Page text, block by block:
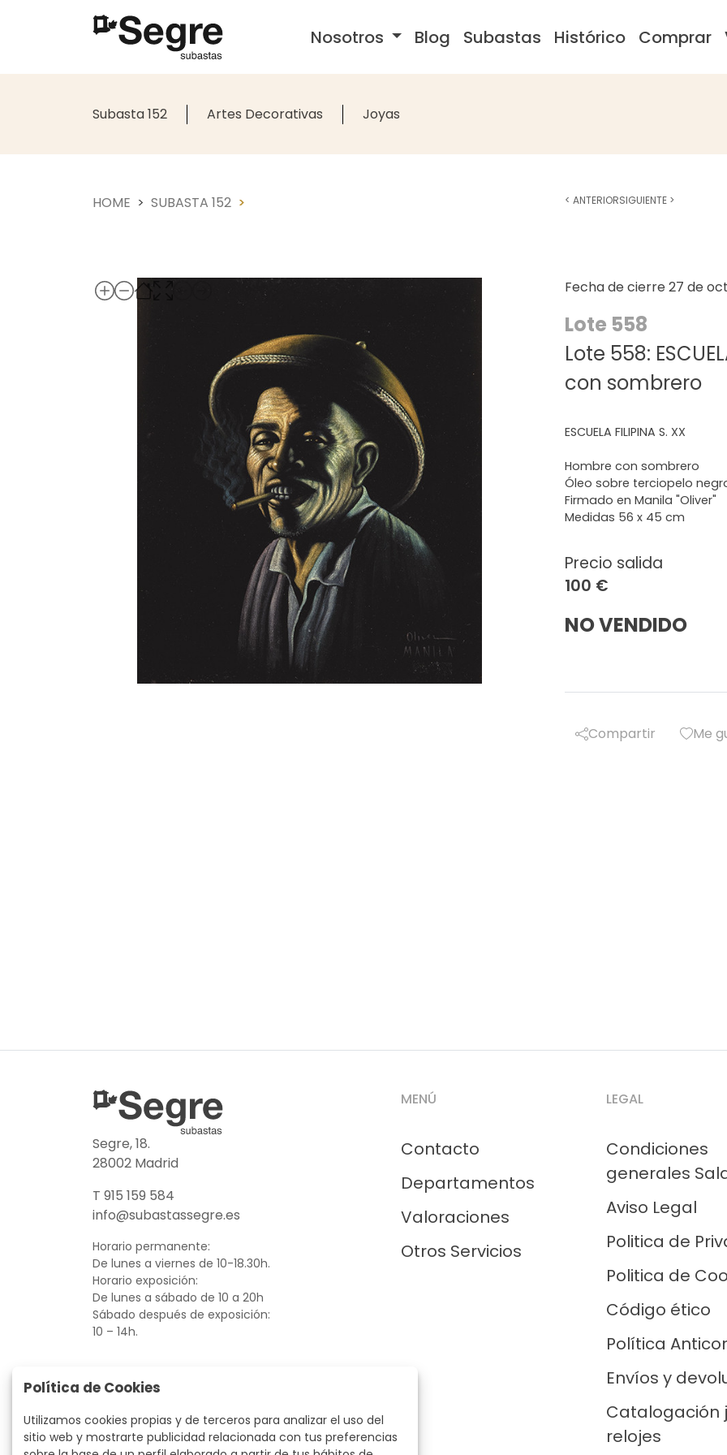
Nosotros Blog Subastas Histórico Comprar
Subasta 152 Artes Decorativas Joyas
HOME SUBASTA 152
Fecha de cierre 27 de
Lote 558
Lote 558:
con sombrero
Precio salida
100 €
NO VENDIDO
ESCUELA FILIPINA S. XX
Hombre con sombrero
Óleo sobre terciopelo
Firmado en Manila "Oliver"
Medidas 56 x 45 cm
Compartir Me
< ANTERIORSIGUIENTE >
Segre, 18.
28002 Madrid
T 915 159 584
info@subastassegre.es
Horario permanente:
De lunes a viernes de 10-18.30h.
Horario exposición:
De lunes a sábado de 10 a 20h
Sábado después de exposición:
10 – 14h.
MENÚ
Contacto
Departamentos
Valoraciones
Otros Servicios
LEGAL
Condiciones
generales
Aviso Legal
Politica de
Politica de
Código ético
Política
Envíos y
Catalogación
relojes
Política de Cookies
Utilizamos cookies propias y de terceros para analizar el uso del
sitio web y mostrarte publicidad relacionada con tus preferencias